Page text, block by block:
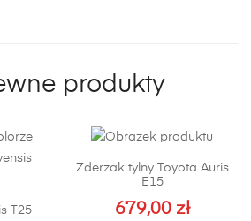
produkty
T25
Zderzak tylny Toyota Auris
E15
679,00 zł